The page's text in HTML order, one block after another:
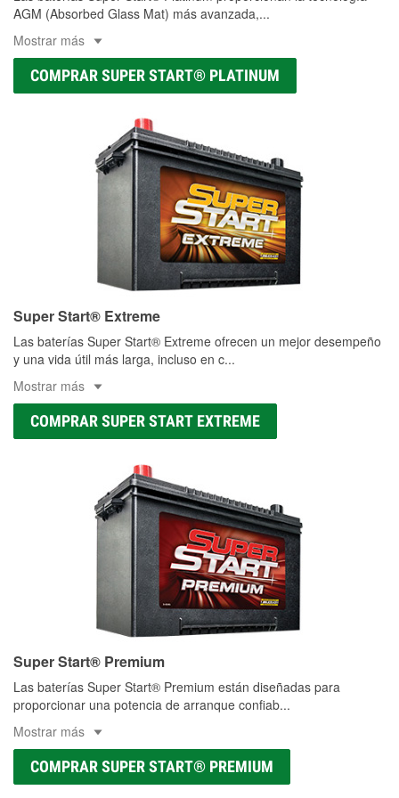
AGM (Absorbed Glass Mat) más avanzada,...
Mostrar más
COMPRAR SUPER START® PLATINUM
Super Start® Extreme
Las baterías Super Start® Extreme ofrecen un mejor desempeño
y una vida útil más larga, incluso en c...
Mostrar más
COMPRAR SUPER START EXTREME
Super Start® Premium
Las baterías Super Start® Premium están diseñadas para
proporcionar una potencia de arranque confiab...
Mostrar más
COMPRAR SUPER START® PREMIUM